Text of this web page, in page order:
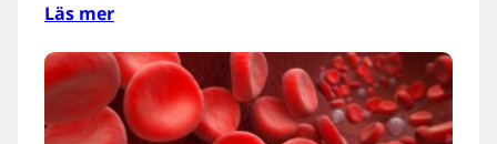
Läs mer